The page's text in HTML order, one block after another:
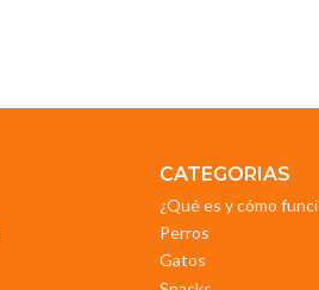
CATEGORIAS
¿Qué es y cómo
Perros
Gatos